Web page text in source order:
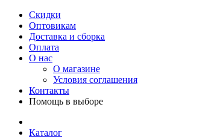
Скидки
Оптовикам
Доставка и сборка
Оплата
О нас
О магазине
Условия соглашения
Контакты
Помощь в выборе
Каталог